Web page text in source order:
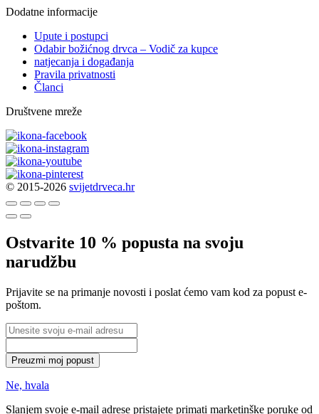
Dodatne informacije
Upute i postupci
Odabir božićnog drvca – Vodič za kupce
natjecanja i događanja
Pravila privatnosti
Članci
Društvene mreže
© 2015-2026 svijetdrveca.hr
Ostvarite 10 % popusta na svoju
narudžbu
Prijavite se na primanje novosti i poslat ćemo vam kod za popust e-
poštom.
Preuzmi moj popust
Ne, hvala
Slanjem svoje e-mail adrese pristajete primati marketinške poruke od